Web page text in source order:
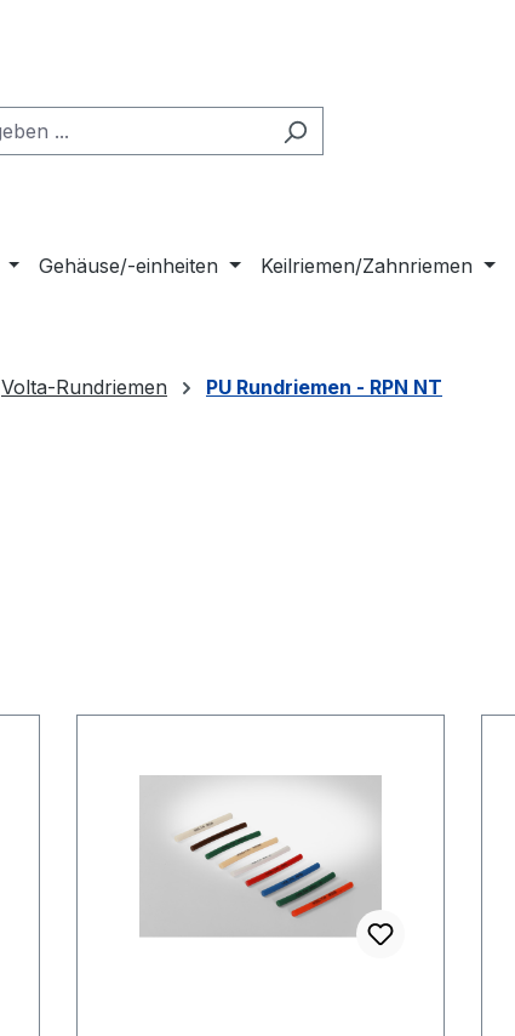
Gehäuse/-einheiten Keilriemen/Zahnriemen
Volta-Rundriemen PU Rundriemen - RPN NT